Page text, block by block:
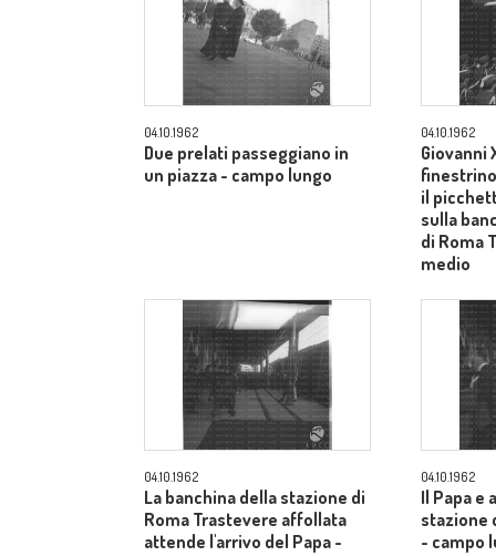
04.10.1962
Due prelati passeggiano in
un piazza - campo lungo
04.10.1962
Giovanni
il
sulla
di Roma
medio
04.10.1962
La banchina della stazione di
Roma Trastevere affollata
attende l'arrivo del Papa -
04.10.1962
Il Papa e
stazione
- campo